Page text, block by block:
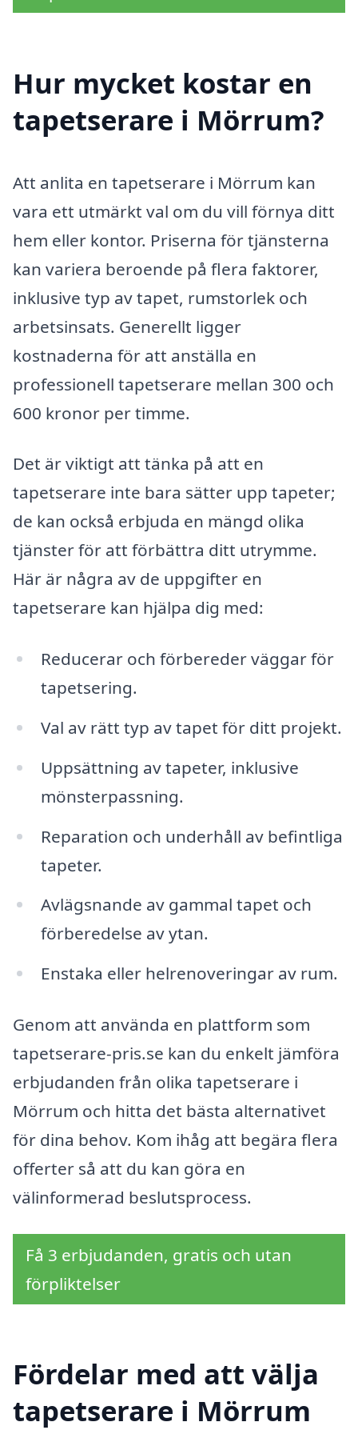
Hur mycket kostar en
tapetserare i Mörrum?
Att anlita en tapetserare i Mörrum kan
vara ett utmärkt val om du vill förnya ditt
hem eller kontor. Priserna för tjänsterna
kan variera beroende på flera faktorer,
inklusive typ av tapet, rumstorlek och
arbetsinsats. Generellt ligger
kostnaderna för att anställa en
professionell tapetserare mellan 300 och
600 kronor per timme.
Det är viktigt att tänka på att en
tapetserare inte bara sätter upp tapeter;
de kan också erbjuda en mängd olika
tjänster för att förbättra ditt utrymme.
Här är några av de uppgifter en
tapetserare kan hjälpa dig med:
Reducerar och förbereder väggar för
tapetsering.
Val av rätt typ av tapet för ditt projekt.
Uppsättning av tapeter, inklusive
mönsterpassning.
Reparation och underhåll av befintliga
tapeter.
Avlägsnande av gammal tapet och
förberedelse av ytan.
Enstaka eller helrenoveringar av rum.
Genom att använda en plattform som
tapetserare-pris.se kan du enkelt jämföra
erbjudanden från olika tapetserare i
Mörrum och hitta det bästa alternativet
för dina behov. Kom ihåg att begära flera
offerter så att du kan göra en
välinformerad beslutsprocess.
Få 3 erbjudanden, gratis och utan
förpliktelser
Fördelar med att välja
tapetserare i Mörrum